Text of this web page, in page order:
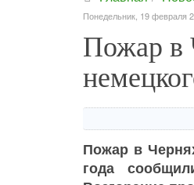
Понедельник, 19 февраля
Пожар в
Пожар в
года